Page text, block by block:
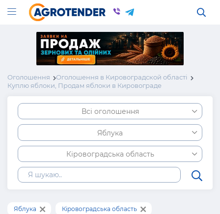
Оголошення
Оголошення в Кировоградской області
Куплю яблоки, Продам яблоки в Кировограде
Всі оголошення
Яблука
Кіровоградська область
Яблука Кіровоградська область